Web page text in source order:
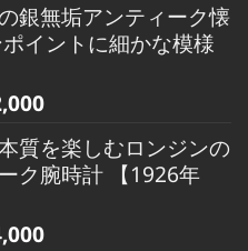
銀無垢アンティーク懐
イントに細かな模様
質を楽しむロンジンの
ク腕時計 【1926年